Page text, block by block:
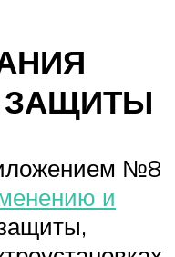
ЗАЩИТЫ
№8
и